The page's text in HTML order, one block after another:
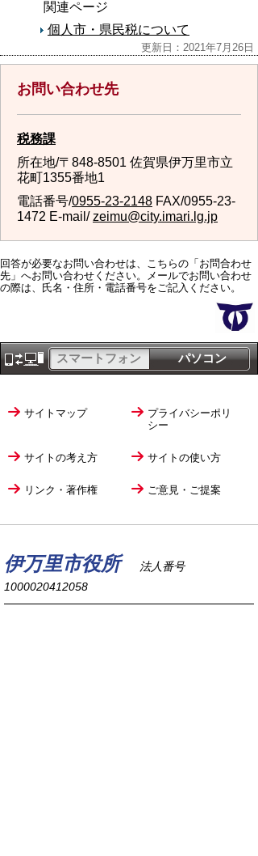
関連ページ
個人市・県民税について
更新日：2021年7月26日
お問い合わせ先
税務課
所在地/〒848-8501 佐賀県伊万里市立
花町1355番地1
電話番号/0955-23-2148 FAX/0955-23-
1472 E-mail/zeimu@city.imari.lg.jp
回答が必要なお問い合わせは、こちらの「お問合わせ
先」へお問い合わせください。メールでお問い合わせ
の際は、氏名・住所・電話番号をご記入ください。
パソコン
スマートフォン
サイトマップ
プライバシーポリ
シー
サイトの考え方 サイトの使い方
リンク・著作権 ご意見・ご提案
伊万里市役所
法人番号
1000020412058